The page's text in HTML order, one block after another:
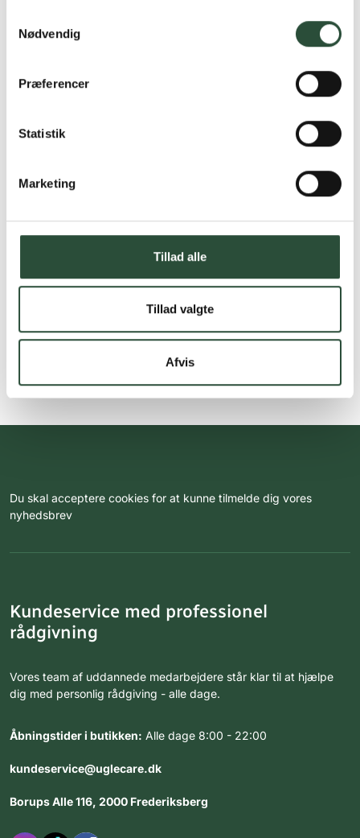
Nødvendig
Præferencer
Statistik
Marketing
Tillad alle
Tillad valgte
Afvis
Du skal acceptere cookies for at kunne tilmelde dig vores
nyhedsbrev
Kundeservice med professionel
rådgivning
Vores team af uddannede medarbejdere står klar til at hjælpe
dig med personlig rådgiving - alle dage.
Åbningstider i butikken: Alle dage 8:00 - 22:00
kundeservice@uglecare.dk
Borups Alle 116, 2000 Frederiksberg